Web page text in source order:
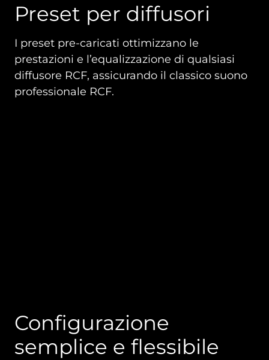
Preset per diffusori
I preset pre-caricati ottimizzano le
prestazioni e l’equalizzazione di qualsiasi
diffusore RCF, assicurando il classico suono
professionale RCF.
Configurazione
semplice e flessibile